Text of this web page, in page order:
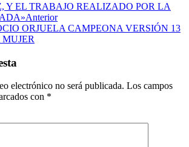
Y EL TRABAJO REALIZADO POR LA
Anterior
ORJUELA CAMPEONA VERSIÓN 13
electrónico no será publicada. Los campos
con *